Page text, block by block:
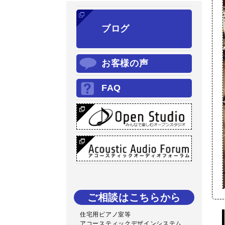
ブログ
お客様の声
FAQ
ご相談はこちらから
住宅用ピアノ室等
アコースティックデザインシステム